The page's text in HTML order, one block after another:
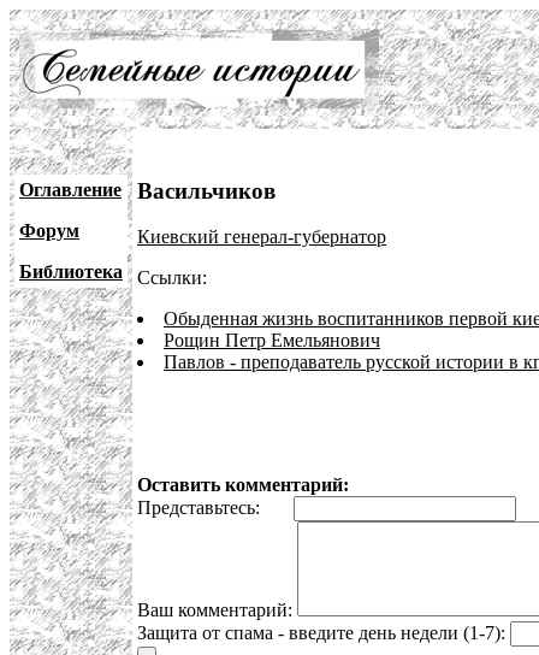
Оглавление
Форум
Библиотека
Васильчиков
Киевский генерал-губернатор
Ссылки:
Обыденная жизнь воспитанников первой
Рощин Петр Емельянович
Павлов - преподаватель русской истории в
Оставить комментарий:
Представьтесь:
Ваш комментарий:
Защита от спама - введите день недели (1-7):